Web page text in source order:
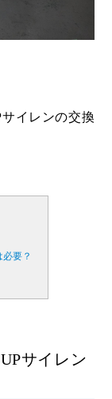
イレンの交換
要？
サイレン